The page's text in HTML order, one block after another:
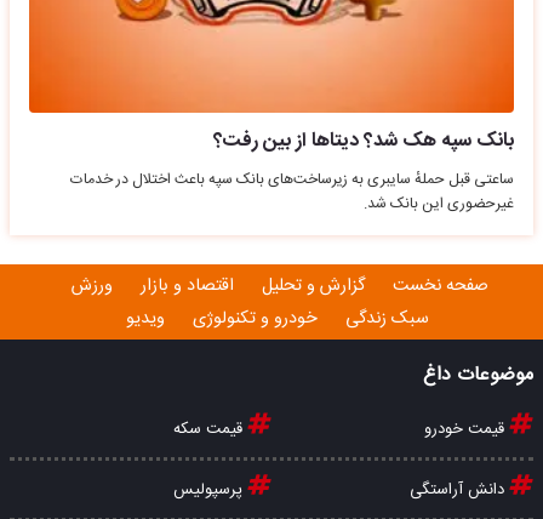
بانک سپه هک شد؟ دیتاها از بین رفت؟
ساعتی قبل حملهٔ سایبری به زیرساخت‌های بانک سپه باعث اختلال در خدمات
غیرحضوری این بانک شد.
صفحه نخست گزارش و تحلیل اقتصاد و بازار
ورزش
سبک زندگی
خودرو و تکنولوژی ویدیو
موضوعات داغ
قیمت خودرو قیمت سکه
دانش آراستگی پرسپولیس